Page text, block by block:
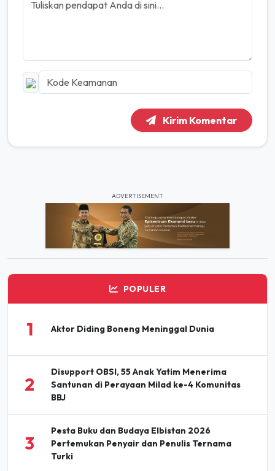
Kirim Komentar
ADVERTISEMENT
POPULER
1 Aktor Diding Boneng Meninggal Dunia
2
Disupport OBSI, 55 Anak Yatim Menerima
Santunan di Perayaan Milad ke-4 Komunitas
BBJ
3
Pesta Buku dan Budaya Elbistan 2026
Pertemukan Penyair dan Penulis Ternama
Turki